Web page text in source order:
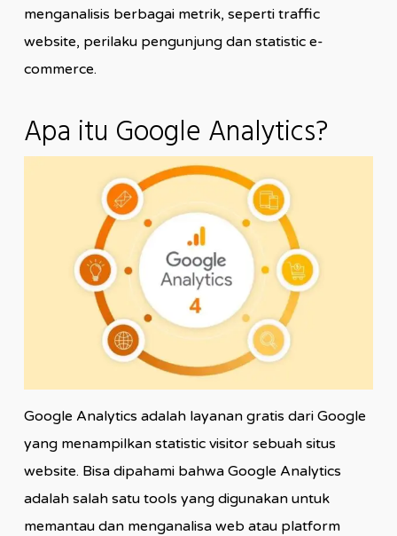
menganalisis berbagai metrik, seperti traffic
website, perilaku pengunjung dan statistic e-
commerce.
Apa itu Google Analytics?
Google Analytics adalah layanan gratis dari Google
yang menampilkan statistic visitor sebuah situs
website. Bisa dipahami bahwa Google Analytics
adalah salah satu tools yang digunakan untuk
memantau dan menganalisa web atau platform